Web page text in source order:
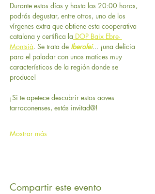
Durante estos días y hasta las 20:00 horas,
podrás degustar, entre otros, uno de los
vírgenes extra que obtiene esta cooperativa
catalana y certifica la DOP Baix Ebre-
Montsià. Se trata de Iberolei... ¡una delicia
para el paladar con unos matices muy
característicos de la región donde se
produce!
¡Si te apetece descubrir estos aoves
tarraconenses, estás invitad@!
Mostrar más
Compartir este evento